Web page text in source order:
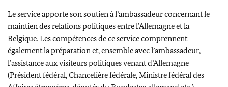
Le service apporte son soutien à l’ambassadeur concernant le
maintien des relations politiques entre l’Allemagne et la
Belgique. Les compétences de ce service comprennent
également la préparation et, ensemble avec l’ambassadeur,
l’assistance aux visiteurs politiques venant d’Allemagne
(Président fédéral, Chancelière fédérale, Ministre fédéral des